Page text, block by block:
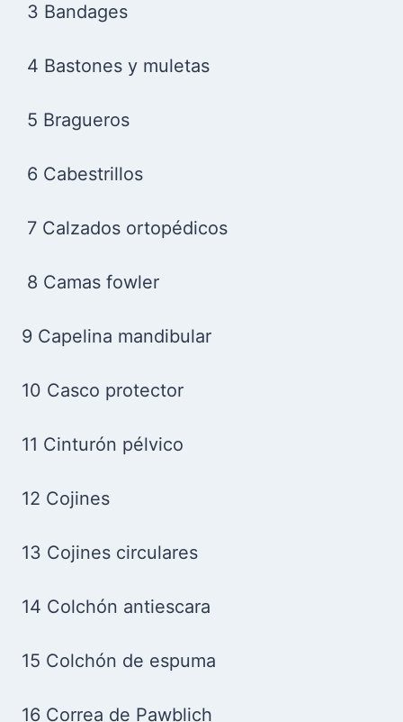
3 Bandages
4 Bastones y muletas
5 Bragueros
6 Cabestrillos
7 Calzados ortopédicos
8 Camas fowler
9 Capelina mandibular
10 Casco protector
11 Cinturón pélvico
12 Cojines
13 Cojines circulares
14 Colchón antiescara
15 Colchón de espuma
16 Correa de Pawblich